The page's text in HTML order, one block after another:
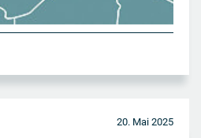
20. Mai 2025